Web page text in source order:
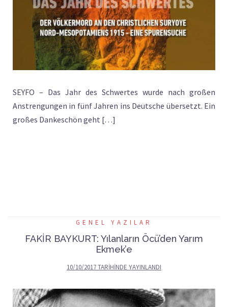
SEYFO – Das Jahr des Schwertes wurde nach großen
Anstrengungen in fünf Jahren ins Deutsche übersetzt. Ein
großes Dankeschön geht […]
GENEL YAZILAR
FAKİR BAYKURT: Yılanların Öcü’den Yarım
Ekmek’e
10/10/2017TARIHINDE YAYINLANDI